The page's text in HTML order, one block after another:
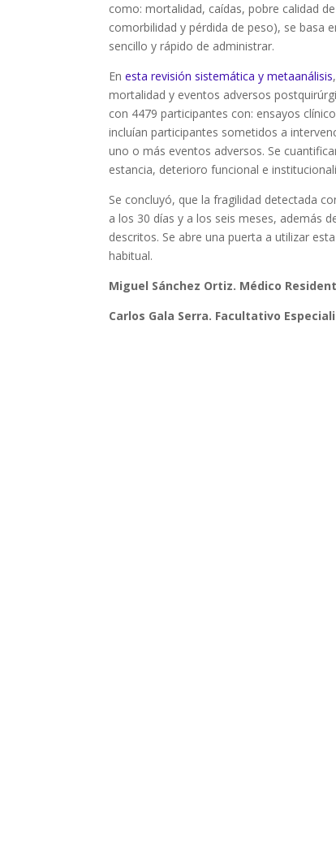
como: mortalidad, caídas, pobre calidad
comorbilidad y pérdida de peso), se basa
sencillo y rápido de administrar.
Enesta revisión sistemática y metaanálisis
mortalidad y eventos adversos
con 4479 participantes con: ensayos
incluían participantes sometidos a
uno o más eventos adversos. Se
estancia, deterioro funcional e
Se concluyó, que la fragilidad detectada
a los 30 días y a los seis meses, además
descritos. Se abre una puerta a utilizar
habitual.
Miguel Sánchez Ortiz. Médico
Carlos Gala Serra. Facultativo